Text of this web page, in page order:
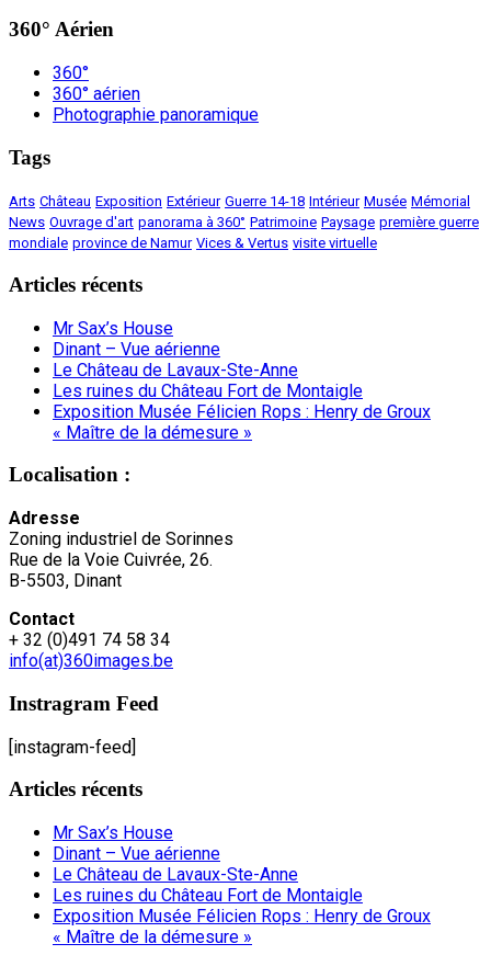
360° Aérien
360°
360° aérien
Photographie panoramique
Tags
Arts Château Exposition Extérieur Guerre 14-18 Intérieur Musée Mémorial
News Ouvrage d'art panorama à 360° Patrimoine Paysage première guerre
mondiale province de Namur Vices & Vertus visite virtuelle
Articles récents
Mr Sax’s House
Dinant – Vue aérienne
Le Château de Lavaux-Ste-Anne
Les ruines du Château Fort de Montaigle
Exposition Musée Félicien Rops : Henry de Groux
« Maître de la démesure »
Localisation :
Adresse
Zoning industriel de Sorinnes
Rue de la Voie Cuivrée, 26.
B-5503, Dinant
Contact
+ 32 (0)491 74 58 34
info(at)360images.be
Instragram Feed
[instagram-feed]
Articles récents
Mr Sax’s House
Dinant – Vue aérienne
Le Château de Lavaux-Ste-Anne
Les ruines du Château Fort de Montaigle
Exposition Musée Félicien Rops : Henry de Groux
« Maître de la démesure »